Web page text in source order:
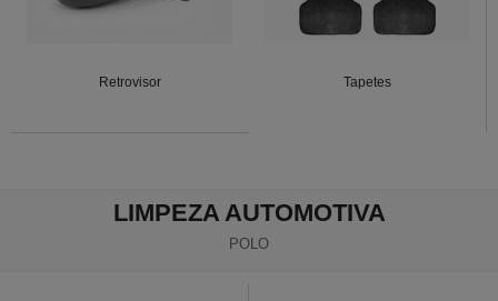
Retrovisor Tapetes
LIMPEZA AUTOMOTIVA
POLO